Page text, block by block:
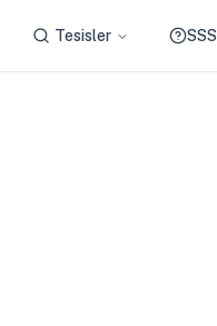
Tesisler SSS